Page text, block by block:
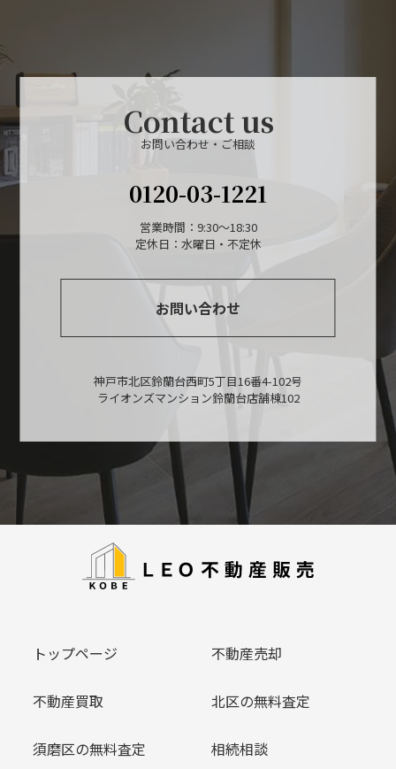
Contact us
お問い合わせ・ご相談
0120-03-1221
営業時間：9:30～18:30
定休日：水曜日・不定休
お問い合わせ
神戸市北区鈴蘭台西町5丁目16番4-102号
ライオンズマンション鈴蘭台店舗棟102
トップページ 不動産売却
不動産買取 北区の無料査定
須磨区の無料査定 相続相談